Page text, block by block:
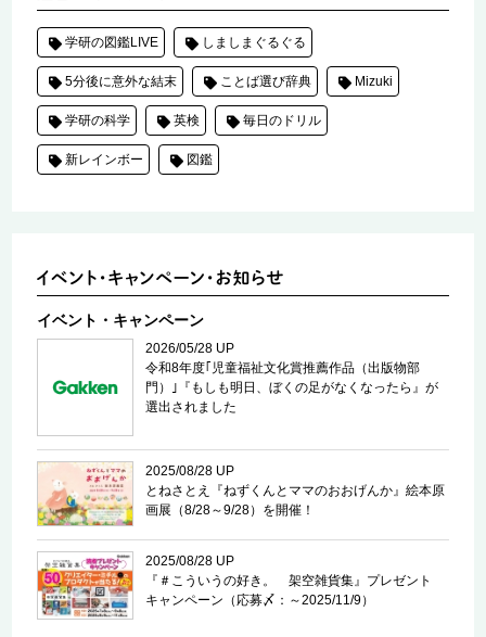
学研の図鑑LIVE しましまぐるぐる
5分後に意外な結末 ことば選び辞典 Mizuki
学研の科学 英検 毎日のドリル
新レインボー 図鑑
イベント・キャンペーン
2026/05/28 UP
令和8年度｢児童福祉文化賞推薦作品（出版物部
門）｣『もしも明日、ぼくの足がなくなったら』が
選出されました
2025/08/28 UP
とねさとえ『ねずくんとママのおおげんか』絵本原
画展（8/28～9/28）を開催！
2025/08/28 UP
『＃こういうの好き。 架空雑貨集』プレゼント
キャンペーン（応募〆：～2025/11/9）